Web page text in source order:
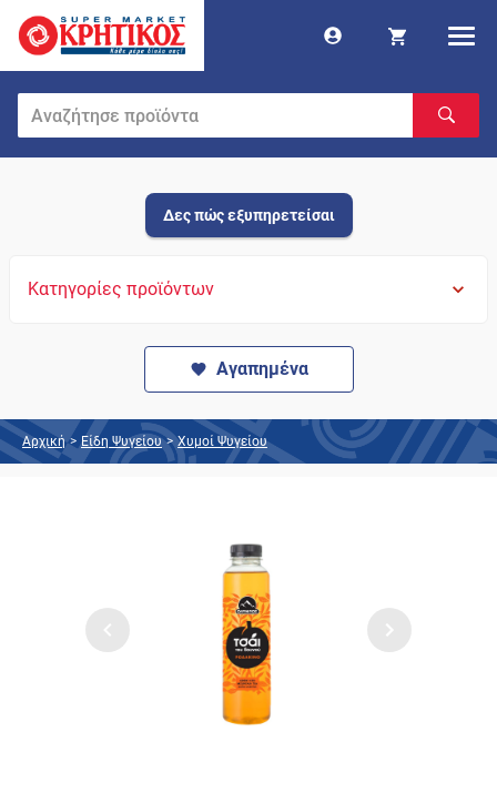
Δες πώς εξυπηρετείσαι
Κατηγορίες προϊόντων
Αγαπημένα
Αρχική > Είδη Ψυγείου > Χυμοί Ψυγείου